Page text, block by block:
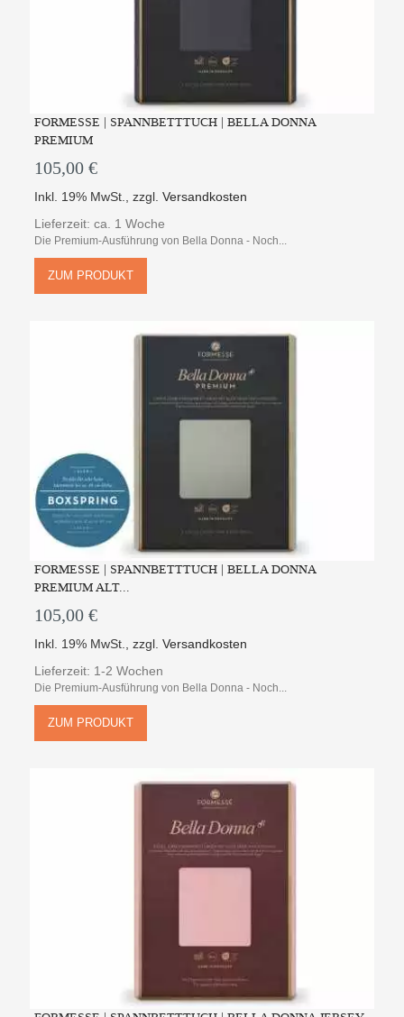
FORMESSE | SPANNBETTTUCH | BELLA DONNA
PREMIUM
105,00 €
Inkl. 19% MwSt. ,zzgl.Versandkosten
Lieferzeit: ca. 1 Woche
Die Premium-Ausführung von Bella Donna - Noch...
ZUM PRODUKT
FORMESSE | SPANNBETTTUCH | BELLA DONNA
PREMIUM ALT...
105,00 €
Inkl. 19% MwSt.,zzgl.Versandkosten
Lieferzeit: 1-2 Wochen
Die Premium-Ausführung von Bella Donna - Noch...
ZUM PRODUKT